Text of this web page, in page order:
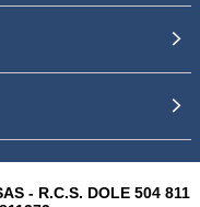
- R.C.S. DOLE 504 811